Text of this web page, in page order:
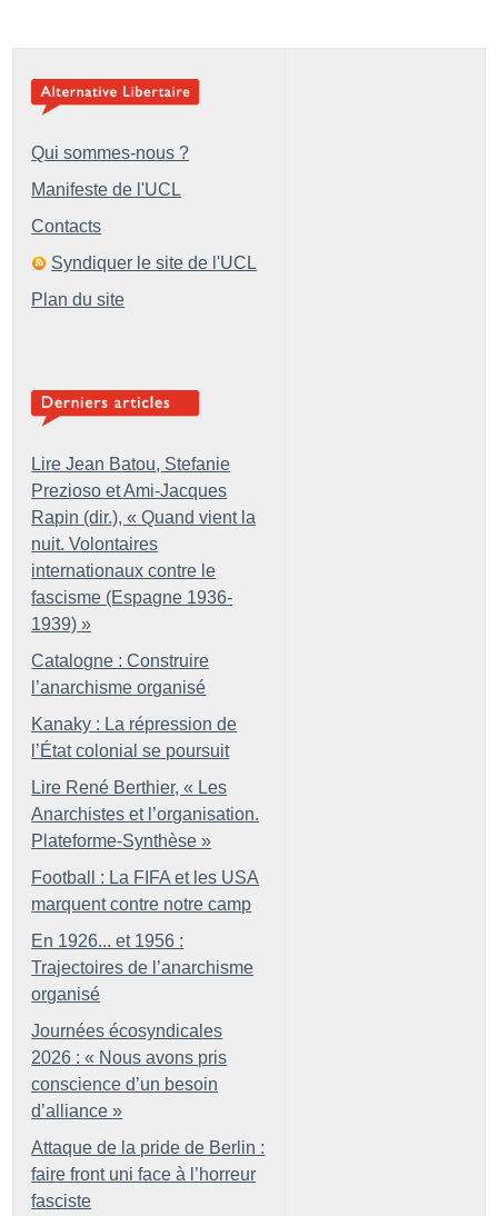
Qui sommes-nous ?
Manifeste de l'UCL
Contacts
Syndiquer le site de l'UCL
Plan du site
Lire Jean Batou, Stefanie
Prezioso et Ami-Jacques
Rapin (dir.), « Quand vient la
nuit. Volontaires
internationaux contre le
fascisme (Espagne 1936-
1939) »
Catalogne : Construire
l’anarchisme organisé
Kanaky : La répression de
l’État colonial se poursuit
Lire René Berthier, « Les
Anarchistes et l’organisation.
Plateforme-Synthèse »
Football : La FIFA et les USA
marquent contre notre camp
En 1926... et 1956 :
Trajectoires de l’anarchisme
organisé
Journées écosyndicales
2026 : « Nous avons pris
conscience d’un besoin
d’alliance »
Attaque de la pride de Berlin :
faire front uni face à l’horreur
fasciste